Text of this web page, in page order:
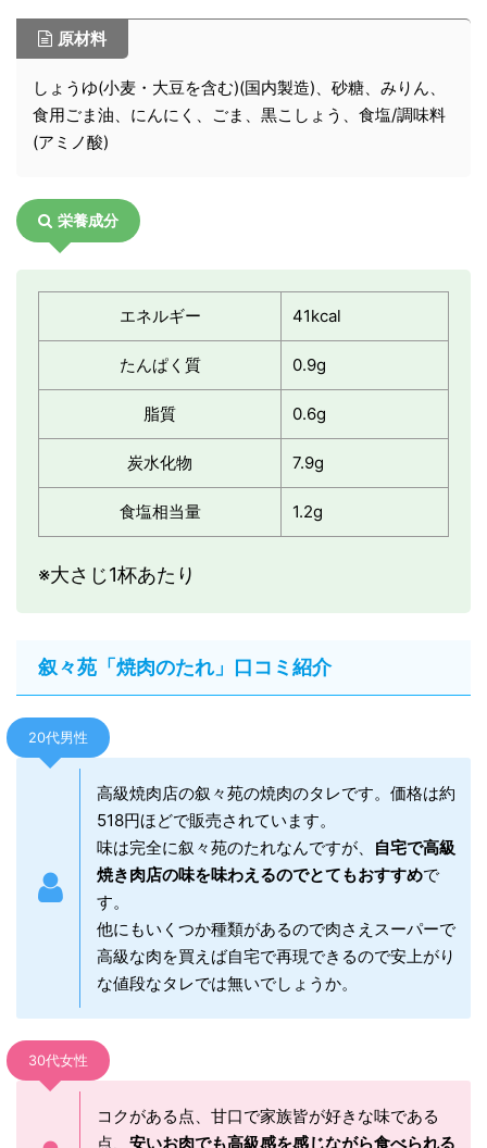
原材料
しょうゆ(小麦・大豆を含む)(国内製造)、砂糖、みりん、
食用ごま油、にんにく、ごま、黒こしょう、食塩/調味料
(アミノ酸)
栄養成分
エネルギー 41kcal
たんぱく質 0.9g
脂質 0.6g
炭水化物 7.9g
食塩相当量 1.2g
※大さじ1杯あたり
叙々苑「焼肉のたれ」口コミ紹介
20代男性
高級焼肉店の叙々苑の焼肉のタレです。価格は約
518円ほどで販売されています。
味は完全に叙々苑のたれなんですが、
自宅で高級
焼き肉店の味を味わえるのでとてもおすすめで
す。
他にもいくつか種類があるので肉さえスーパーで
高級な肉を買えば自宅で再現できるので安上がり
な値段なタレでは無いでしょうか。
30代女性
コクがある点、甘口で家族皆が好きな味である
点、 安いお肉でも高級感を感じながら食べられる